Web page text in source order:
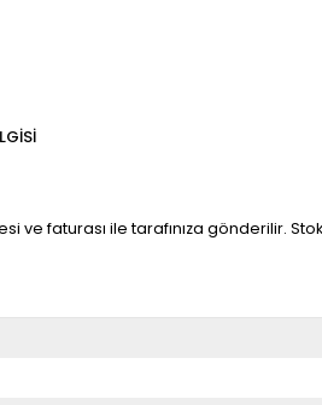
ve faturası ile tarafınıza gönderilir.